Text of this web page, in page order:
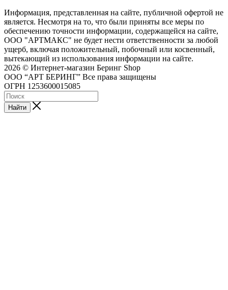
Информация, представленная на сайте, публичной офертой не
является. Несмотря на то, что были приняты все меры по
обеспечению точности информации, содержащейся на сайте,
ООО "АРТМАКС" не будет нести ответственности за любой
ущерб, включая положительный, побочный или косвенный,
вытекающий из использования информации на сайте.
2026 © Интернет-магазин Беринг Shop
ООО “АРТ БЕРИНГ” Все права защищены
ОГРН 1253600015085
Найти